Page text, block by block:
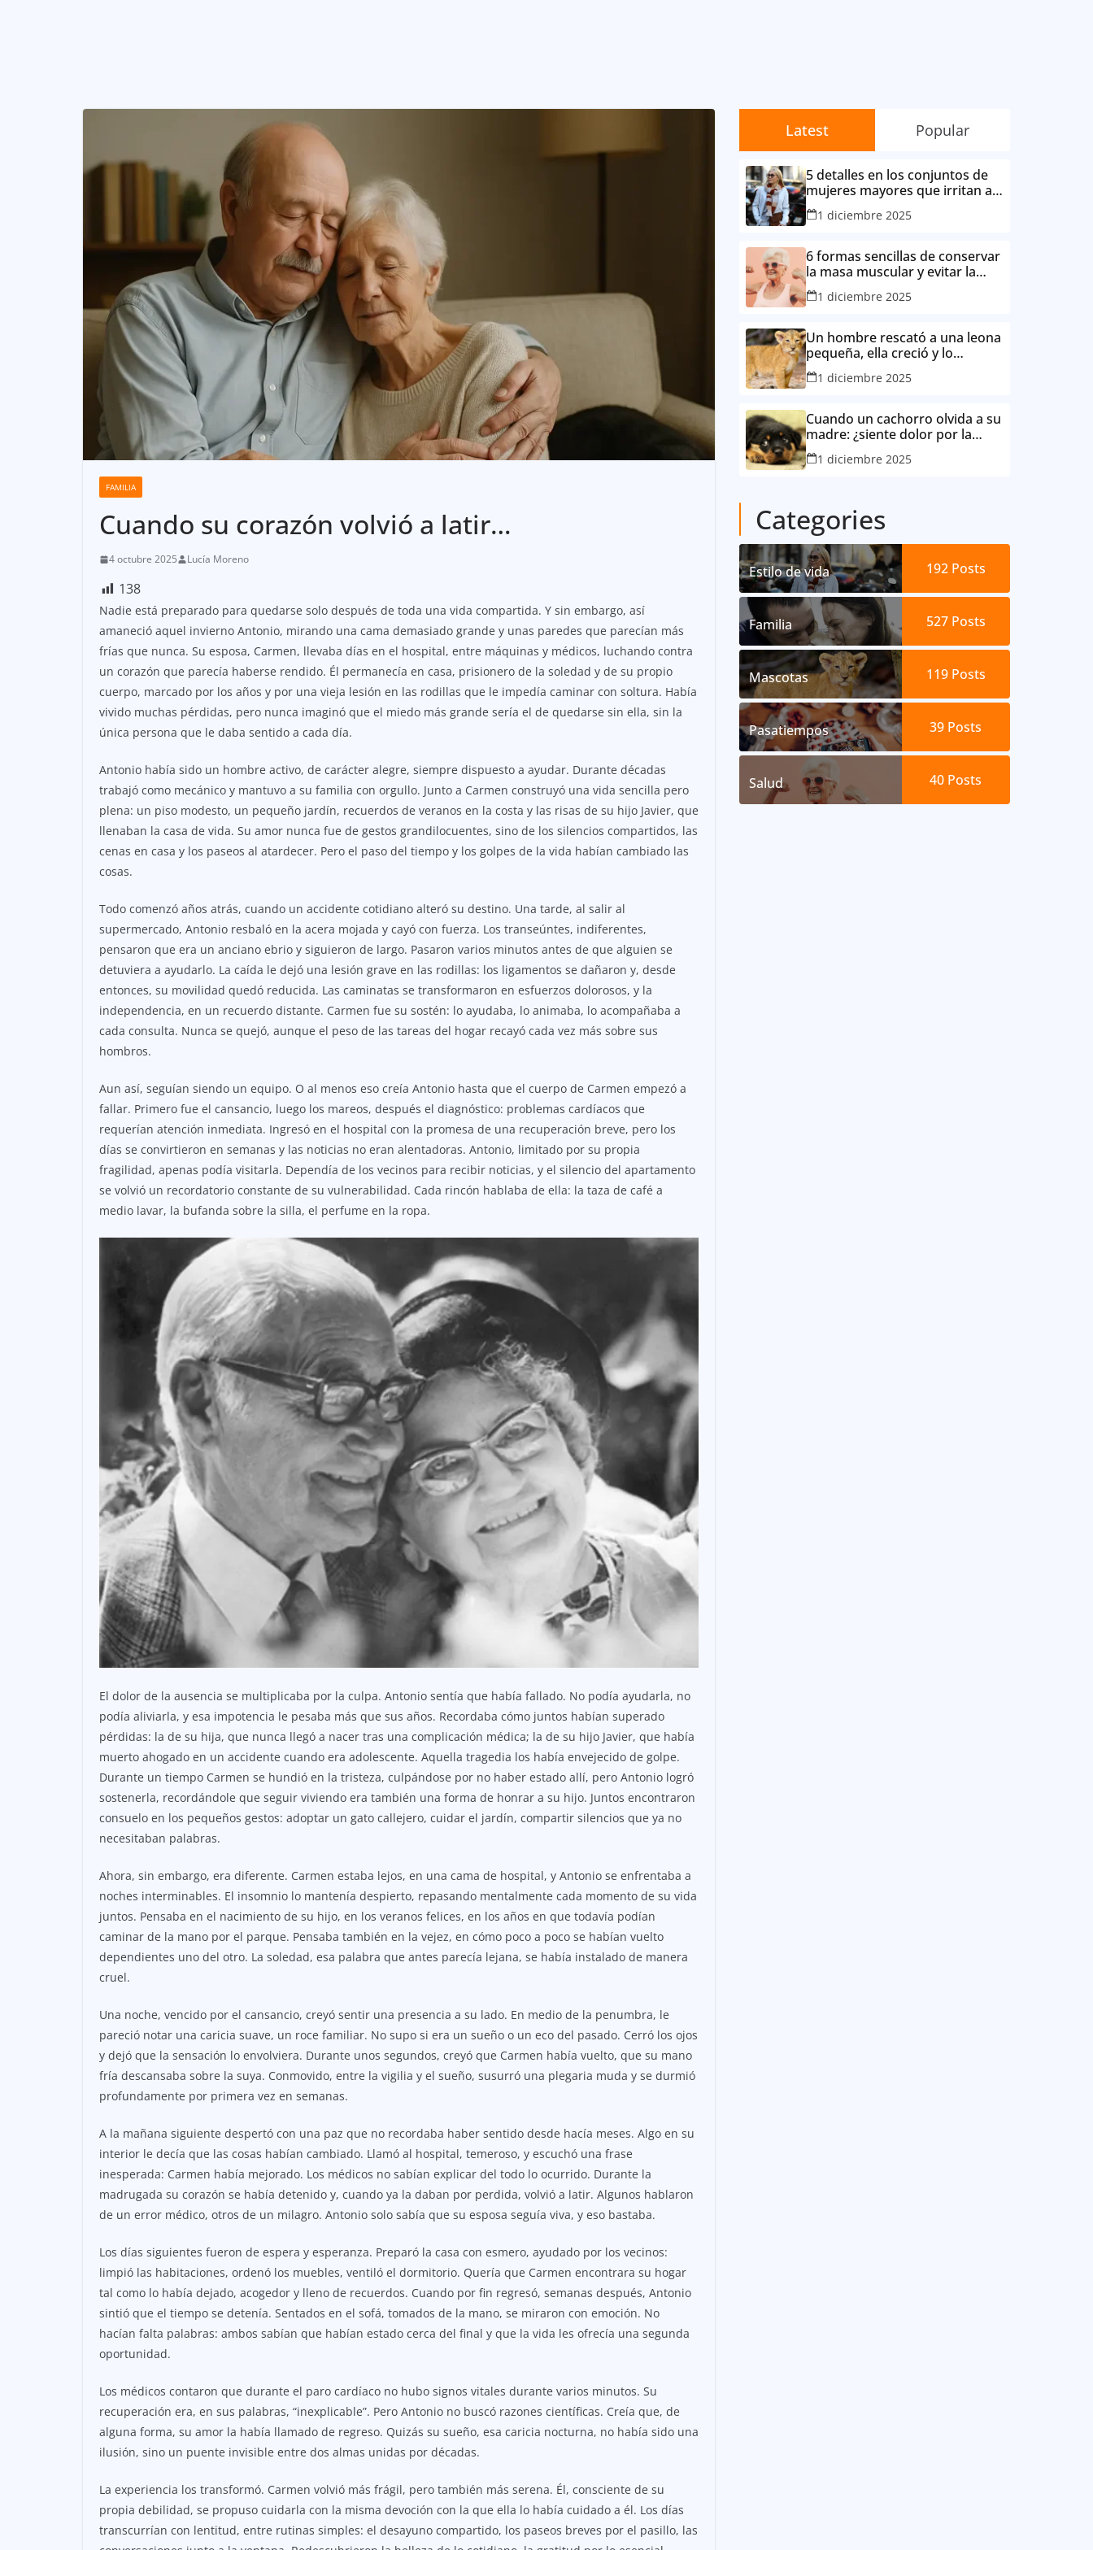
FAMILIA
Cuando su corazón volvió a latir…
4 octubre 2025 Lucía Moreno
138
Nadie está preparado para quedarse solo después de toda una vida compartida. Y sin embargo, así
amaneció aquel invierno Antonio, mirando una cama demasiado grande y unas paredes que parecían más
frías que nunca. Su esposa, Carmen, llevaba días en el hospital, entre máquinas y médicos, luchando contra
un corazón que parecía haberse rendido. Él permanecía en casa, prisionero de la soledad y de su propio
cuerpo, marcado por los años y por una vieja lesión en las rodillas que le impedía caminar con soltura. Había
vivido muchas pérdidas, pero nunca imaginó que el miedo más grande sería el de quedarse sin ella, sin la
única persona que le daba sentido a cada día.
Antonio había sido un hombre activo, de carácter alegre, siempre dispuesto a ayudar. Durante décadas
trabajó como mecánico y mantuvo a su familia con orgullo. Junto a Carmen construyó una vida sencilla pero
plena: un piso modesto, un pequeño jardín, recuerdos de veranos en la costa y las risas de su hijo Javier, que
llenaban la casa de vida. Su amor nunca fue de gestos grandilocuentes, sino de los silencios compartidos, las
cenas en casa y los paseos al atardecer. Pero el paso del tiempo y los golpes de la vida habían cambiado las
cosas.
Todo comenzó años atrás, cuando un accidente cotidiano alteró su destino. Una tarde, al salir al
supermercado, Antonio resbaló en la acera mojada y cayó con fuerza. Los transeúntes, indiferentes,
pensaron que era un anciano ebrio y siguieron de largo. Pasaron varios minutos antes de que alguien se
detuviera a ayudarlo. La caída le dejó una lesión grave en las rodillas: los ligamentos se dañaron y, desde
entonces, su movilidad quedó reducida. Las caminatas se transformaron en esfuerzos dolorosos, y la
independencia, en un recuerdo distante. Carmen fue su sostén: lo ayudaba, lo animaba, lo acompañaba a
cada consulta. Nunca se quejó, aunque el peso de las tareas del hogar recayó cada vez más sobre sus
hombros.
Aun así, seguían siendo un equipo. O al menos eso creía Antonio hasta que el cuerpo de Carmen empezó a
fallar. Primero fue el cansancio, luego los mareos, después el diagnóstico: problemas cardíacos que
requerían atención inmediata. Ingresó en el hospital con la promesa de una recuperación breve, pero los
días se convirtieron en semanas y las noticias no eran alentadoras. Antonio, limitado por su propia
fragilidad, apenas podía visitarla. Dependía de los vecinos para recibir noticias, y el silencio del apartamento
se volvió un recordatorio constante de su vulnerabilidad. Cada rincón hablaba de ella: la taza de café a
medio lavar, la bufanda sobre la silla, el perfume en la ropa.
El dolor de la ausencia se multiplicaba por la culpa. Antonio sentía que había fallado. No podía ayudarla, no
podía aliviarla, y esa impotencia le pesaba más que sus años. Recordaba cómo juntos habían superado
pérdidas: la de su hija, que nunca llegó a nacer tras una complicación médica; la de su hijo Javier, que había
muerto ahogado en un accidente cuando era adolescente. Aquella tragedia los había envejecido de golpe.
Durante un tiempo Carmen se hundió en la tristeza, culpándose por no haber estado allí, pero Antonio logró
sostenerla, recordándole que seguir viviendo era también una forma de honrar a su hijo. Juntos encontraron
consuelo en los pequeños gestos: adoptar un gato callejero, cuidar el jardín, compartir silencios que ya no
necesitaban palabras.
Ahora, sin embargo, era diferente. Carmen estaba lejos, en una cama de hospital, y Antonio se enfrentaba a
noches interminables. El insomnio lo mantenía despierto, repasando mentalmente cada momento de su vida
juntos. Pensaba en el nacimiento de su hijo, en los veranos felices, en los años en que todavía podían
caminar de la mano por el parque. Pensaba también en la vejez, en cómo poco a poco se habían vuelto
dependientes uno del otro. La soledad, esa palabra que antes parecía lejana, se había instalado de manera
cruel.
Una noche, vencido por el cansancio, creyó sentir una presencia a su lado. En medio de la penumbra, le
pareció notar una caricia suave, un roce familiar. No supo si era un sueño o un eco del pasado. Cerró los ojos
y dejó que la sensación lo envolviera. Durante unos segundos, creyó que Carmen había vuelto, que su mano
fría descansaba sobre la suya. Conmovido, entre la vigilia y el sueño, susurró una plegaria muda y se durmió
profundamente por primera vez en semanas.
A la mañana siguiente despertó con una paz que no recordaba haber sentido desde hacía meses. Algo en su
interior le decía que las cosas habían cambiado. Llamó al hospital, temeroso, y escuchó una frase
inesperada: Carmen había mejorado. Los médicos no sabían explicar del todo lo ocurrido. Durante la
madrugada su corazón se había detenido y, cuando ya la daban por perdida, volvió a latir. Algunos hablaron
de un error médico, otros de un milagro. Antonio solo sabía que su esposa seguía viva, y eso bastaba.
Los días siguientes fueron de espera y esperanza. Preparó la casa con esmero, ayudado por los vecinos:
limpió las habitaciones, ordenó los muebles, ventiló el dormitorio. Quería que Carmen encontrara su hogar
tal como lo había dejado, acogedor y lleno de recuerdos. Cuando por fin regresó, semanas después, Antonio
sintió que el tiempo se detenía. Sentados en el sofá, tomados de la mano, se miraron con emoción. No
hacían falta palabras: ambos sabían que habían estado cerca del final y que la vida les ofrecía una segunda
oportunidad.
Los médicos contaron que durante el paro cardíaco no hubo signos vitales durante varios minutos. Su
recuperación era, en sus palabras, “inexplicable”. Pero Antonio no buscó razones científicas. Creía que, de
alguna forma, su amor la había llamado de regreso. Quizás su sueño, esa caricia nocturna, no había sido una
ilusión, sino un puente invisible entre dos almas unidas por décadas.
La experiencia los transformó. Carmen volvió más frágil, pero también más serena. Él, consciente de su
propia debilidad, se propuso cuidarla con la misma devoción con la que ella lo había cuidado a él. Los días
transcurrían con lentitud, entre rutinas simples: el desayuno compartido, los paseos breves por el pasillo, las
Latest Popular
5 detalles en los conjuntos de
mujeres mayores que irritan a
sus contemporáneas.
1 diciembre 2025
6 formas sencillas de conservar
la masa muscular y evitar la
degradación corporal por la
edad
1 diciembre 2025
Un hombre rescató a una leona
pequeña, ella creció y lo
consideró su mejor amigo
1 diciembre 2025
Cuando un cachorro olvida a su
madre: ¿siente dolor por la
separación?
1 diciembre 2025
Categories
Estilo de vida 192 Posts
Familia 527 Posts
Mascotas 119 Posts
Pasatiempos 39 Posts
Salud 40 Posts